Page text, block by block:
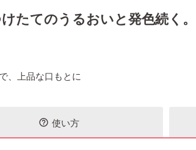
たてのうるおいと発色続く。
、上品な口もとに
help_outline 使い方